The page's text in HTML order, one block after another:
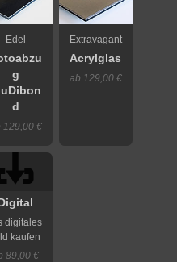
Edel
g
d
129,00 €
Extravagant
Acrylglas
ab 129,00 €
Digital
digitales
kaufen
89,00 €